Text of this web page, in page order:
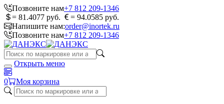
Позвоните нам+7 812 209-1346
= 81.4077 руб.
= 94.0585 руб.
Напишите нам:order@inortek.ru
Позвоните нам+7 812 209-1346
Открыть меню
0 Моя корзина